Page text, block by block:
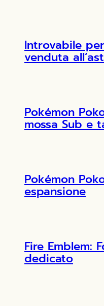
Introvabile
venduta
Pokémon
mossa Sub e
Pokémon
espansione
Fire Emblem:
dedicato